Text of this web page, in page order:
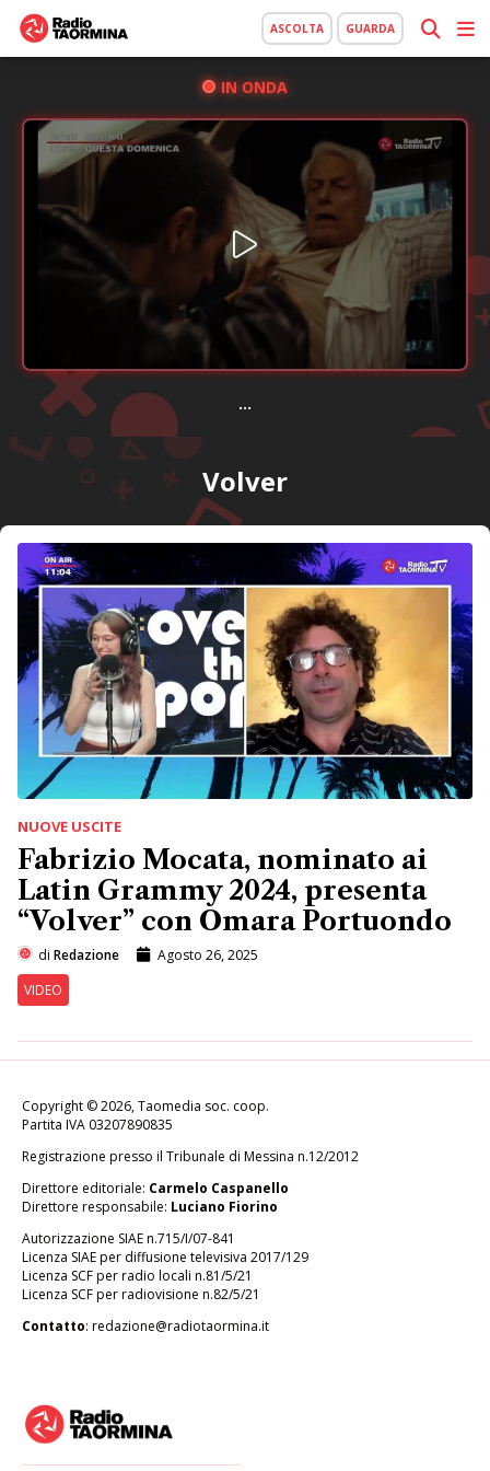
ASCOLTA GUARDA
IN ONDA
...
Volver
NUOVE USCITE
Fabrizio Mocata, nominato ai
Latin Grammy 2024, presenta
“Volver” con Omara Portuondo
di Redazione
Agosto 26, 2025
VIDEO
Copyright © 2026, Taomedia soc. coop.
Partita IVA 03207890835
Registrazione presso il Tribunale di Messina n.12/2012
Direttore editoriale: Carmelo Caspanello
Direttore responsabile: Luciano Fiorino
Autorizzazione SIAE n.715/I/07-841
Licenza SIAE per diffusione televisiva 2017/129
Licenza SCF per radio locali n.81/5/21
Licenza SCF per radiovisione n.82/5/21
Contatto: redazione@radiotaormina.it